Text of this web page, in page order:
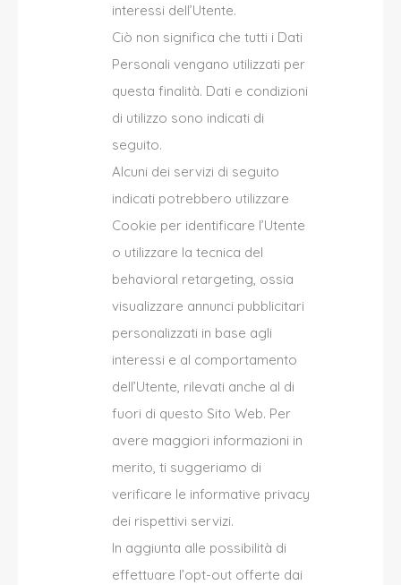
interessi dell’Utente.
Ciò non significa che tutti i Dati
Personali vengano utilizzati per
questa finalità. Dati e condizioni
di utilizzo sono indicati di
seguito.
Alcuni dei servizi di seguito
indicati potrebbero utilizzare
Cookie per identificare l’Utente
o utilizzare la tecnica del
behavioral retargeting, ossia
visualizzare annunci pubblicitari
personalizzati in base agli
interessi e al comportamento
dell’Utente, rilevati anche al di
fuori di questo Sito Web. Per
avere maggiori informazioni in
merito, ti suggeriamo di
verificare le informative privacy
dei rispettivi servizi.
In aggiunta alle possibilità di
effettuare l’opt-out offerte dai